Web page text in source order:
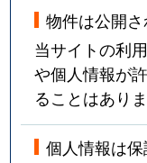
物件は公開
当サイトの利
や個人情報が
ることはありま
個人情報は